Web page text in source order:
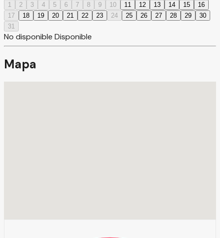
1 2 3 4 5 6 7 8 9 10 11 12 13 14 15
16
17
18 19 20 21 22 23 24 25 26 27 28 29
30
31
No disponible Disponible
Mapa